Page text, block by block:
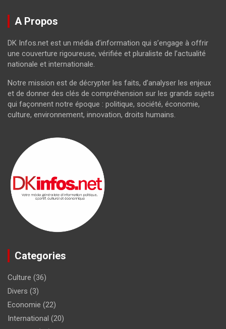
A Propos
DK Infos.net est un média d’information qui s’engage à offrir
une couverture rigoureuse, vérifiée et pluraliste de l’actualité
nationale et internationale.
Notre mission est de décrypter les faits, d’analyser les enjeux
et de donner des clés de compréhension sur les grands sujets
qui façonnent notre époque : politique, société, économie,
culture, environnement, innovation, droits humains.
Categories
Culture (36)
Divers (3)
Economie (22)
International (20)